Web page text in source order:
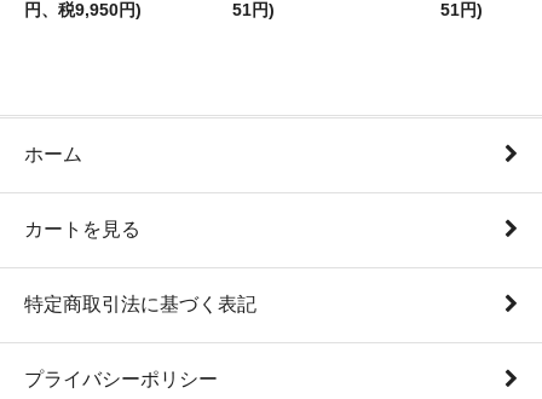
円、税9,950円)
51円)
51円)
ホーム
カートを見る
特定商取引法に基づく表記
プライバシーポリシー